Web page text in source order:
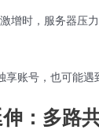
增时，服务器压
账号，也可能遇
：多路